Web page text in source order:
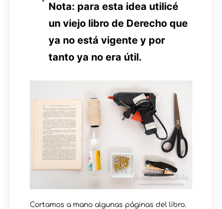
Nota: para esta idea utilicé
un viejo libro de Derecho que
ya no está vigente y por
tanto ya no era útil.
Cortamos a mano algunas páginas del libro.